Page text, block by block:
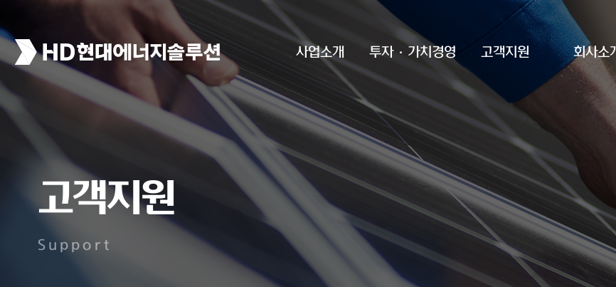
사업소개 투자·가치경영 고객지원 회사소
고객지원
Support